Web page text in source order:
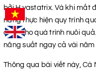
bởi H.vastatrix. Và khi mất
năng thực hiện quy trình
chất cho quá trình nuôi
năng suất ngay cả vài
Thông qua bài viết này,